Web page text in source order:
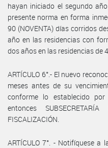
hayan iniciado el segundo
presente norma en forma
90 (NOVENTA) días corridos
año en las residencias con
dos años en las residencias de 4
ARTÍCULO 6°.- El nuevo
meses antes de su
conforme lo establecido
entonces
FISCALIZACIÓN.
ARTÍCULO 7°. - Notifíquese